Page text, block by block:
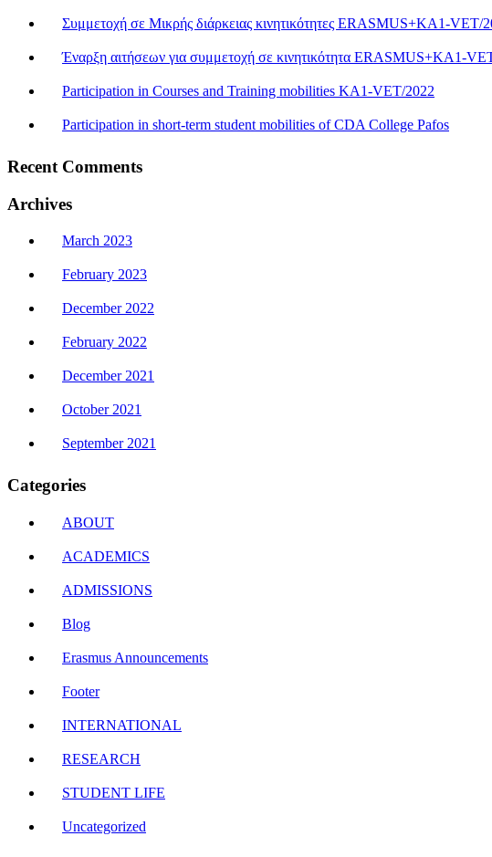
Συμμετοχή σε Μικρής διάρκειας κινητικότητες ERASMUS+KA1-VET/
Έναρξη αιτήσεων για συμμετοχή σε κινητικότητα ERASMUS+KA1-
Participation in Courses and Training mobilities KA1-VET/2022
Participation in short-term student mobilities of CDA College Pafos
Recent Comments
Archives
March 2023
February 2023
December 2022
February 2022
December 2021
October 2021
September 2021
Categories
ABOUT
ACADEMICS
ADMISSIONS
Blog
Erasmus Announcements
Footer
INTERNATIONAL
RESEARCH
STUDENT LIFE
Uncategorized